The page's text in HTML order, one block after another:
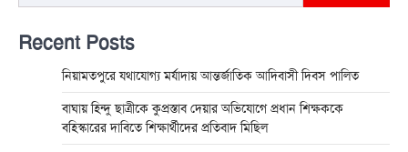
Recent Posts
নিয়ামতপুরে যথাযোগ্য মর্যাদায় আন্তর্জাতিক আদিবাসী দিবস পালিত
বাঘায় হিন্দু ছাত্রীকে কুপ্রস্তাব দেয়ার অভিযোগে প্রধান শিক্ষককে
বহিস্কারের দাবিতে শিক্ষার্থীদের প্রতিবাদ মিছিল